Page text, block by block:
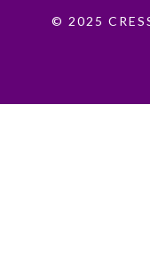
© 2025